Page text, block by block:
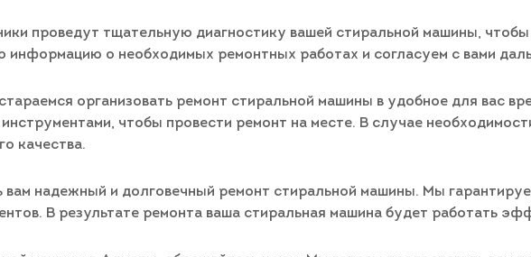
проведут тщательную диагностику вашей стиральной машины,
о необходимых ремонтных работах и согласуем с вами
организовать ремонт стиральной машины в удобное для вас
чтобы провести ремонт на месте. В случае
качества.
вам надежный и долговечный ремонт стиральной машины. Мы
В результате ремонта ваша стиральная машина будет работать